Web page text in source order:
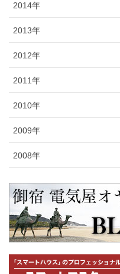
2014年
2013年
2012年
2011年
2010年
2009年
2008年